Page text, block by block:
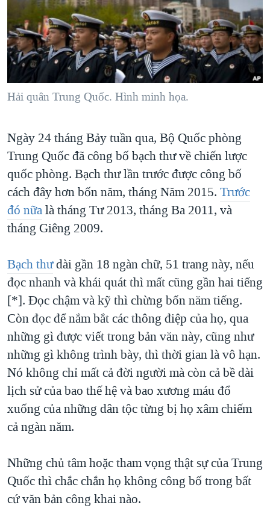
"Tìm"NGƯỜI VIỆT HẢI NGOẠI
ĐỜI SỐNG
KINH TẾ
KHOA HỌC
SỨC KHOẺ
THỂ THAO
GIÁO DỤC
TẠI
HÀNH TRÌNH BẦU CỬ 2024
MỘT NĂM CHIẾN TRANH TẠI DẢI GAZA
GIẢI MÃ VÀNH ĐAI & CON ĐƯỜNG
GROUND ZERO – XƯA VÀ NAY
CHI PHÍ CHIẾN TRANH AFGHANISTAN
CÁC GIÁ TRỊ CỘNG HÒA Ở VIỆT NAM
THƯỢNG ĐỈNH TRUMP-KIM TẠI VIỆT NAM
TRỊNH VĨNH BÌNH VS. CHÍNH PHỦ VIỆT NAM
BÊN KIA QUỐC LỘ: TIẾNG VỌNG TỪ NÔNG THÔN MỸ
QUAN HỆ VIỆT MỸ
VIDEO
NGHE
MẠNG XÃ HỘI
Hải quân Trung Quốc. Hình minh họa.
Ngày 24 tháng Bảy tuần qua, Bộ Quốc phòng
Trung Quốc đã công bố bạch thư về chiến lược
quốc phòng. Bạch thư lần trước được công bố
cách đây hơn bốn năm, tháng Năm 2015. Trước
đó nữalà tháng Tư 2013, tháng Ba 2011, và
tháng Giêng 2009.
Bạch thưdài gần 18 ngàn chữ, 51 trang này, nếu
đọc nhanh và khái quát thì mất cũng gần hai tiếng
[*]. Đọc chậm và kỹ thì chừng bốn năm tiếng.
Còn đọc để nắm bắt các thông điệp của họ, qua
những gì được viết trong bản văn này, cũng như
những gì không trình bày, thì thời gian là vô hạn.
Nó không chỉ mất cả đời người mà còn cả bề dài
lịch sử của bao thế hệ và bao xương máu đổ
xuống của những dân tộc từng bị họ xâm chiếm
cả ngàn năm.
Những chủ tâm hoặc tham vọng thật sự của Trung
Quốc thì chắc chắn họ không công bố trong bất
cứ văn bản công khai nào.